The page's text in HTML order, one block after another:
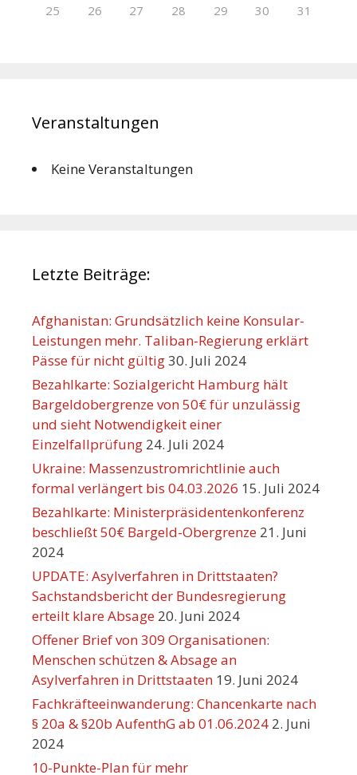
25 26 27 28 29 30 31
Veranstaltungen
Keine Veranstaltungen
Letzte Beiträge:
Afghanistan: Grundsätzlich keine Konsular-
Leistungen mehr. Taliban-Regierung erklärt
Pässe für nicht gültig30. Juli 2024
Bezahlkarte: Sozialgericht Hamburg hält
Bargeldobergrenze von 50€ für unzulässig
und sieht Notwendigkeit einer
Einzelfallprüfung 24. Juli 2024
Ukraine: Massenzustromrichtlinie auch
formal verlängert bis 04.03.2026 15. Juli 2024
Bezahlkarte: Ministerpräsidentenkonferenz
beschließt 50€ Bargeld-Obergrenze 21. Juni
2024
UPDATE: Asylverfahren in Drittstaaten?
Sachstandsbericht der Bundesregierung
erteilt klare Absage 20. Juni 2024
Offener Brief von 309 Organisationen:
Menschen schützen & Absage an
Asylverfahren in Drittstaaten 19. Juni 2024
Fachkräfteeinwanderung: Chancenkarte nach
§ 20a & §20b AufenthG ab 01.06.2024 2. Juni
2024
10-Punkte-Plan für mehr